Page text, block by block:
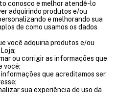
conosco e melhor atendê-lo
adquirindo produtos e/ou
e melhorando sua
de como usamos os dados
você adquiria produtos e/ou
ou corrigir as informações que
você;
informações que acreditamos ser
sua experiência de uso da